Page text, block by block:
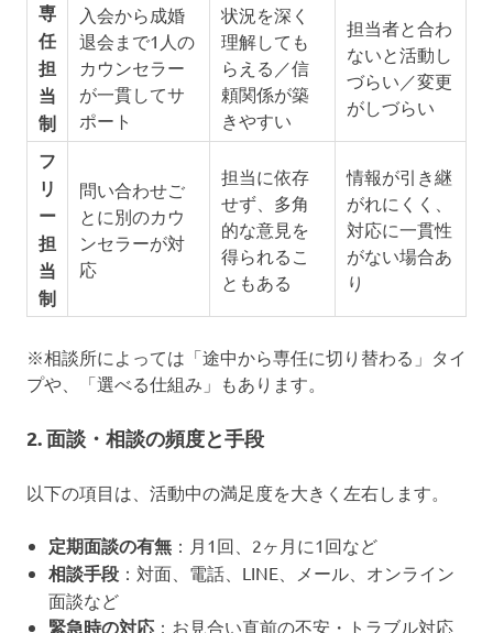
専
任
担
当
制
入会から成婚
退会まで1人の
カウンセラー
が一貫してサ
ポート
状況を深く
理解しても
らえる／信
頼関係が築
きやすい
担当者と合わ
ないと活動し
づらい／変更
がしづらい
フ
リ
ー
担
当
制
問い合わせご
とに別のカウ
ンセラーが対
応
担当に依存
せず、多角
的な意見を
得られるこ
ともある
情報が引き継
がれにくく、
対応に一貫性
がない場合あ
り
※相談所によっては「途中から専任に切り替わる」タイ
プや、「選べる仕組み」もあります。
2. 面談・相談の頻度と手段
以下の項目は、活動中の満足度を大きく左右します。
定期面談の有無 ：月1回、2ヶ月に1回など
相談手段 ：対面、電話、LINE、メール、オンライン
面談など
緊急時の対応 ：お見合い直前の不安・トラブル対応